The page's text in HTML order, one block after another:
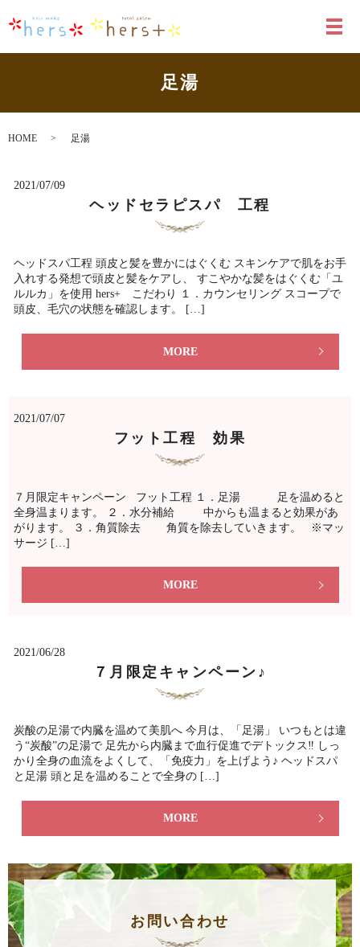
メ
足湯
HOME 足湯
2021/07/09
ヘッドセラピスパ 工程
ヘッドスパ工程 頭皮と髪を豊かにはぐくむ スキンケアで肌をお手
入れする発想で頭皮と髪をケアし、 すこやかな髪をはぐくむ「ユ
ルルカ」を使用 hers+ こだわり １．カウンセリング スコープで
頭皮、毛穴の状態を確認します。 […]
MORE
2021/07/07
フット工程 効果
７月限定キャンペーン フット工程 １．足湯 足を温めると
全身温まります。 ２．水分補給 中からも温まると効果があ
がります。 ３．角質除去 角質を除去していきます。 ※マッ
サージ […]
MORE
2021/06/28
７月限定キャンペーン♪
炭酸の足湯で内臓を温めて美肌へ 今月は、「足湯」 いつもとは違
う“炭酸”の足湯で 足先から内臓まで血行促進でデトックス‼ しっ
かり全身の血流をよくして、「免疫力」を上げよう♪ ヘッドスパ
と足湯 頭と足を温めることで全身の […]
MORE
お問い合わせ